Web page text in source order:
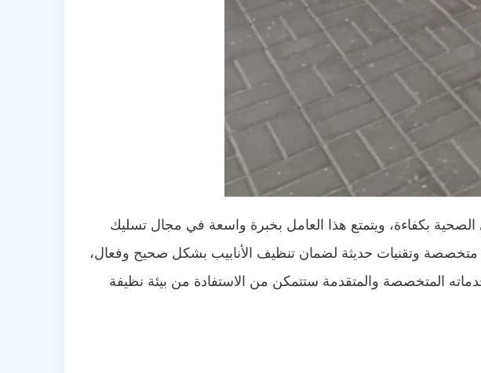
بكفاءة، ويتمتع هذا العامل بخبرة واسعة في مجال تسليك
متخصصة وتقنيات حديثة لضمان تنظيف الأنابيب بشكل صحيح وفعال،
المتخصصة والمتقدمة ستتمكن من الاستفادة من بيئة نظيفة